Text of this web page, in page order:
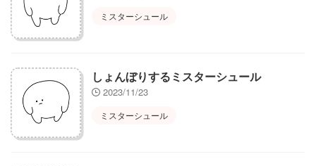
ミスターシュール
しょんぼりするミスターシュール
2023/11/23
ミスターシュール